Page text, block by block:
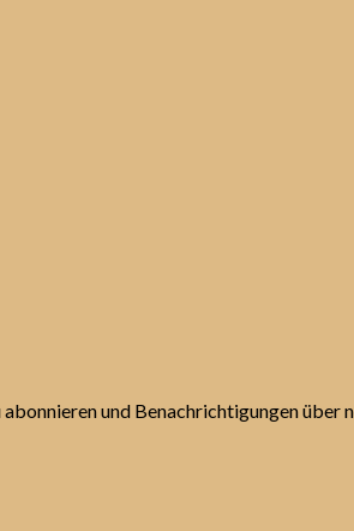
und Benachrichtigungen über